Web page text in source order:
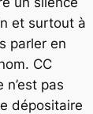
et surtout à
parler en
CC
n’est pas
dépositaire